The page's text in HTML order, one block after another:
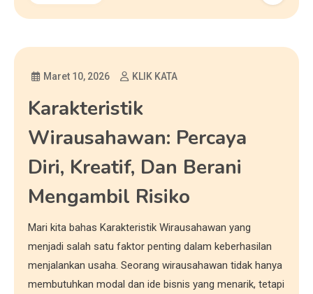
Maret 10, 2026 KLIK KATA
Karakteristik
Wirausahawan: Percaya
Diri, Kreatif, Dan Berani
Mengambil Risiko
Mari kita bahas Karakteristik Wirausahawan yang
menjadi salah satu faktor penting dalam keberhasilan
menjalankan usaha. Seorang wirausahawan tidak hanya
membutuhkan modal dan ide bisnis yang menarik, tetapi